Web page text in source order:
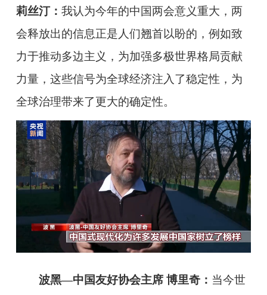
莉丝汀： 我认为今年的中国两会意义重大，两
会释放出的信息正是人们翘首以盼的，例如致
力于推动多边主义，为加强多极世界格局贡献
力量，这些信号为全球经济注入了稳定性，为
全球治理带来了更大的确定性。
波黑—中国友好协会主席 博里奇： 当今世